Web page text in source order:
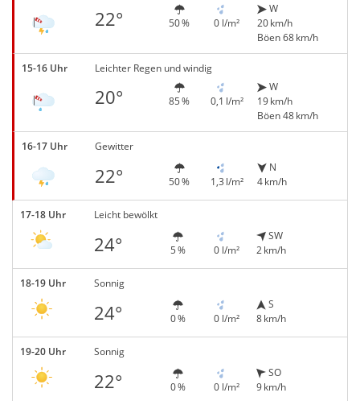
22° 50 % 0 l/m²
W
20 km/h
Böen 68 km/h
15-16 Uhr Leichter Regen und windig
20° 85 % 0,1 l/m²
W
19 km/h
Böen 48 km/h
16-17 Uhr Gewitter
22° 50 % 1,3 l/m²
N
4 km/h
17-18 Uhr Leicht bewölkt
24° 5 % 0 l/m²
SW
2 km/h
18-19 Uhr Sonnig
24° 0 % 0 l/m²
S
8 km/h
19-20 Uhr Sonnig
22° 0 % 0 l/m²
SO
9 km/h